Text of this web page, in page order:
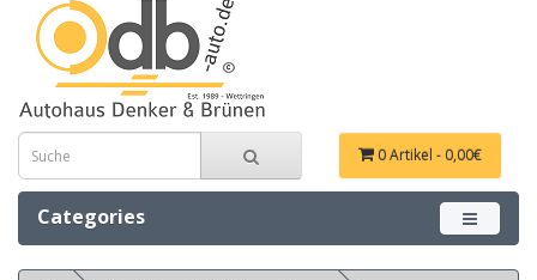
0 Artikel - 0,00€
Categories Menü